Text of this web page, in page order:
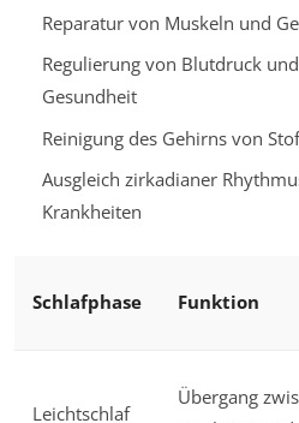
Reparatur von Muskeln und
Regulierung von Blutdruck
Gesundheit
Reinigung des Gehirns von
Ausgleich zirkadianer
Krankheiten
Schlafphase Funktion
Leichtschlaf
Übergang